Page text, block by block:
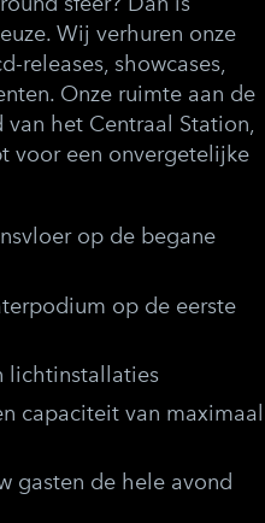
Wij verhuren onze
releases, showcases,
Onze ruimte aan de
het Centraal Station,
voor een onvergetelijke
op de begane
op de eerste
lichtinstallaties
capaciteit van maximaal
gasten de hele avond